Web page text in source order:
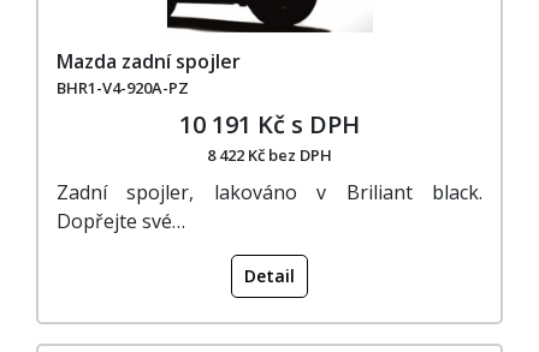
Mazda zadní spojler
BHR1-V4-920A-PZ
10 191 Kč s DPH
8 422 Kč bez DPH
Zadní spojler, lakováno v Briliant black.
Dopřejte své…
Detail